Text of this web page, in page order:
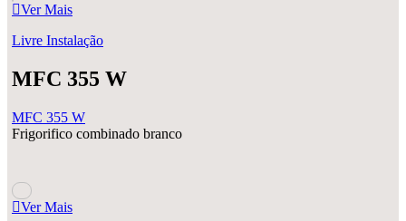
Ver Mais
Livre Instalação
MFC 355 W
MFC 355 W
Frigorifico combinado branco
Ver Mais